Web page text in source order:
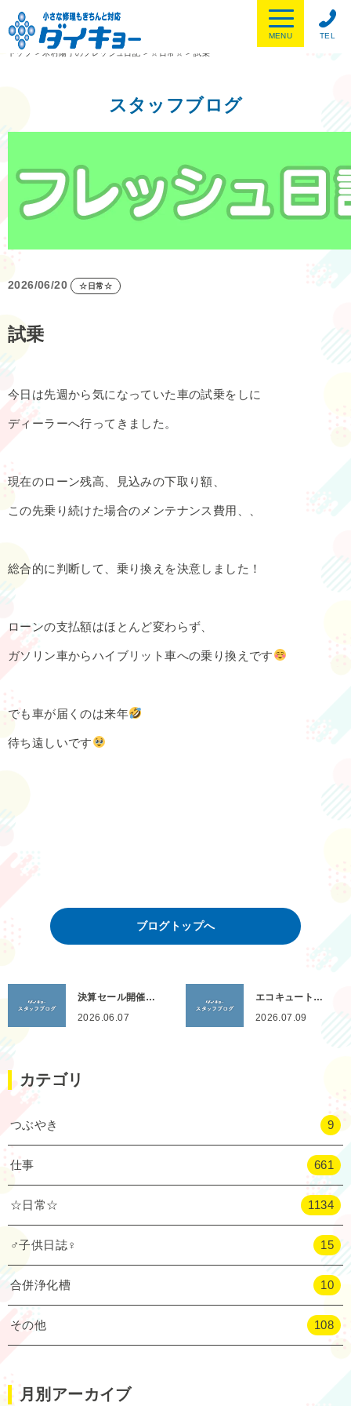
TEL
MENU
トップ
> 木村陽子のフレッシュ日記 > ☆日常☆ >試乗
スタッフブログ
2026/06/20 ☆日常☆
試乗
今日は先週から気になっていた車の試乗をしに
ディーラーへ行ってきました。
現在のローン残高、見込みの下取り額、
この先乗り続けた場合のメンテナンス費用、、
総合的に判断して、乗り換えを決意しました！
ローンの支払額はほとんど変わらず、
ガソリン車からハイブリット車への乗り換えです
でも車が届くのは来年
待ち遠しいです
ブログトップへ
決算セール開催…
2026.06.07
エコキュート…
2026.07.09
カテゴリ
つぶやき 9
仕事 661
☆日常☆ 1134
♂子供日誌♀ 15
合併浄化槽 10
その他 108
月別アーカイブ